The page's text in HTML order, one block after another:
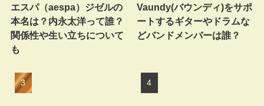
エスパ（aespa）ジゼルの
本名は？内永太洋って誰？
関係性や生い立ちについて
も
Vaundy(バウンディ)をサポ
ートするギターやドラムな
どバンドメンバーは誰？